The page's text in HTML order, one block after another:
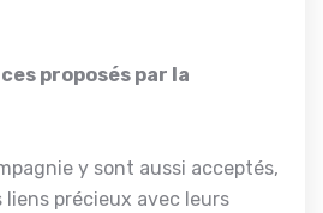
proposés par la
y sont aussi acceptés,
liens précieux avec leurs